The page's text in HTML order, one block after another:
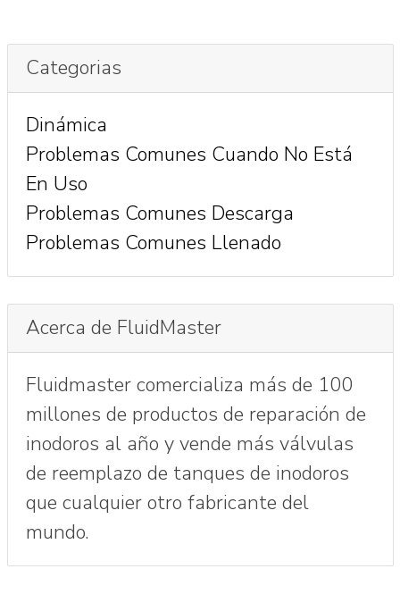
Categorias
Dinámica
Problemas Comunes Cuando No Está
En Uso
Problemas Comunes Descarga
Problemas Comunes Llenado
Acerca de FluidMaster
Fluidmaster comercializa más de 100
millones de productos de reparación de
inodoros al año y vende más válvulas
de reemplazo de tanques de inodoros
que cualquier otro fabricante del
mundo.